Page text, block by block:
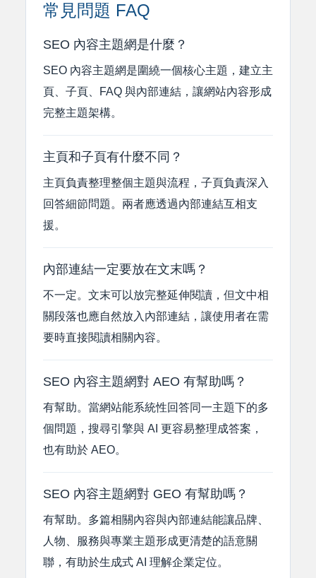
常見問題 FAQ
SEO 內容主題網是什麼？
SEO 內容主題網是圍繞一個核心主題，建立主
頁、子頁、FAQ 與內部連結，讓網站內容形成
完整主題架構。
主頁和子頁有什麼不同？
主頁負責整理整個主題與流程，子頁負責深入
回答細節問題。兩者應透過內部連結互相支
援。
內部連結一定要放在文末嗎？
不一定。文末可以放完整延伸閱讀，但文中相
關段落也應自然放入內部連結，讓使用者在需
要時直接閱讀相關內容。
SEO 內容主題網對 AEO 有幫助嗎？
有幫助。當網站能系統性回答同一主題下的多
個問題，搜尋引擎與 AI 更容易整理成答案，
也有助於 AEO。
SEO 內容主題網對 GEO 有幫助嗎？
有幫助。多篇相關內容與內部連結能讓品牌、
人物、服務與專業主題形成更清楚的語意關
聯，有助於生成式 AI 理解企業定位。